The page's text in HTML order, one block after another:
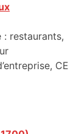
: restaurants,
CE